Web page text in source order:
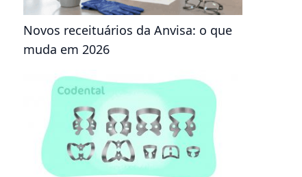
Novos receituários da Anvisa: o que
muda em 2026